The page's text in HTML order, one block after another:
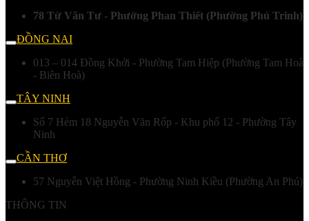
78 Từ Văn Tư - Phường Phan Thiết (Phường Phú Trinh)
ĐỒNG NAI
013 – 014 Đồng Khởi - Phường Tam Hiệp (Phường Tam Hoà
- Biên Hoà)
TÂY NINH
Số 7 Hẻm 18 Nguyễn Văn Rốp - Khu phố 12 - Phường Tây
Ninh
CẦN THƠ
57 Nguyễn Việt Hồng - Phường Ninh Kiều (Phường An Phú)
THÔNG TIN